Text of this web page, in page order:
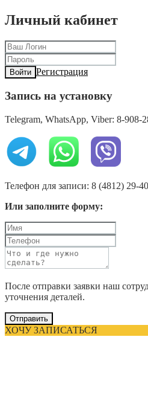
Личный кабинет
Войти Регистрация
Запись на установку
Telegram, WhatsApp, Viber: 8-908-
Телефон для записи: 8 (4812) 29-
Или заполните форму:
После отправки заявки наш
уточнения деталей.
Отправить
ХОЧУ ЗАПИСАТЬСЯ